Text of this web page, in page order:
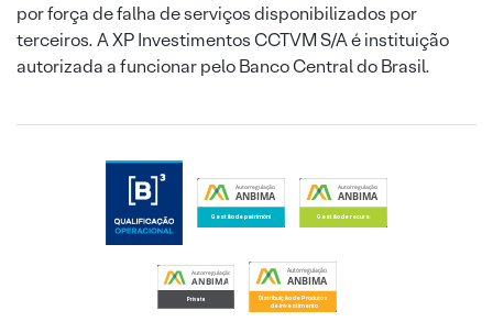
por força de falha de serviços disponibilizados por
terceiros. A XP Investimentos CCTVM S/A é instituição
autorizada a funcionar pelo Banco Central do Brasil.